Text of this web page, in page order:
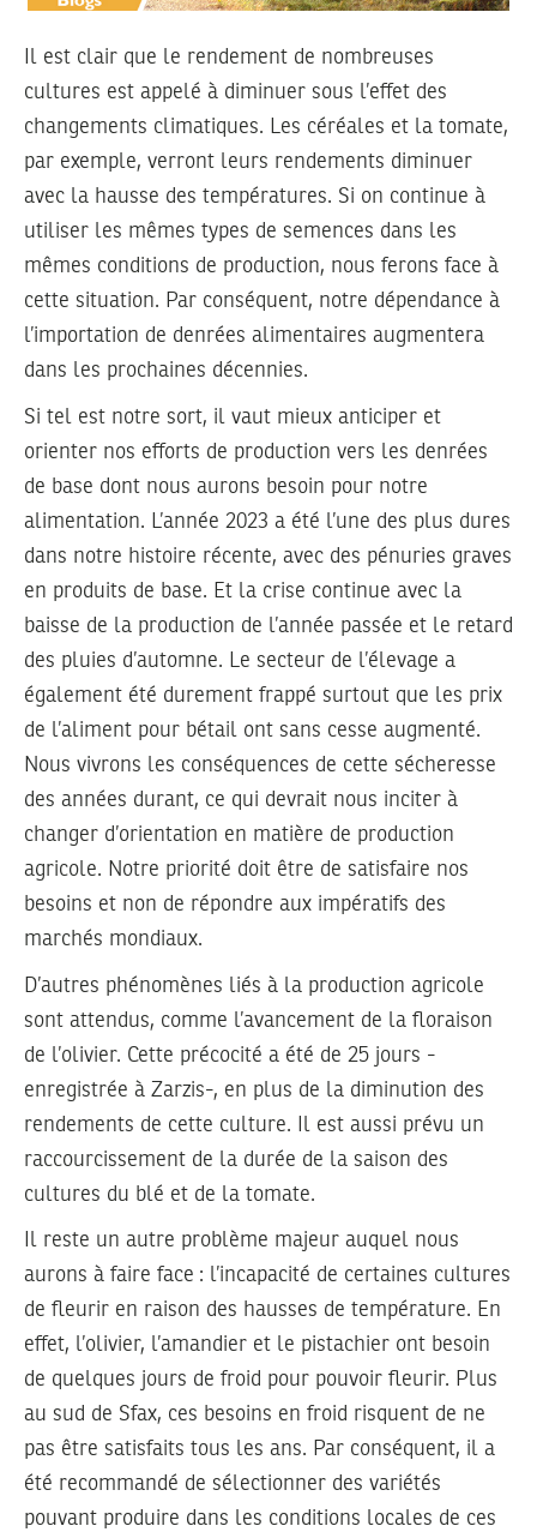
Il est clair que le rendement de nombreuses
cultures est appelé à diminuer sous l’effet des
changements climatiques. Les céréales et la tomate,
par exemple, verront leurs rendements diminuer
avec la hausse des températures. Si on continue à
utiliser les mêmes types de semences dans les
mêmes conditions de production, nous ferons face à
cette situation. Par conséquent, notre dépendance à
l’importation de denrées alimentaires augmentera
dans les prochaines décennies.
Si tel est notre sort, il vaut mieux anticiper et
orienter nos efforts de production vers les denrées
de base dont nous aurons besoin pour notre
alimentation. L’année 2023 a été l’une des plus dures
dans notre histoire récente, avec des pénuries graves
en produits de base. Et la crise continue avec la
baisse de la production de l’année passée et le retard
des pluies d’automne. Le secteur de l’élevage a
également été durement frappé surtout que les prix
de l’aliment pour bétail ont sans cesse augmenté.
Nous vivrons les conséquences de cette sécheresse
des années durant, ce qui devrait nous inciter à
changer d’orientation en matière de production
agricole. Notre priorité doit être de satisfaire nos
besoins et non de répondre aux impératifs des
marchés mondiaux.
D’autres phénomènes liés à la production agricole
sont attendus, comme l’avancement de la floraison
de l’olivier. Cette précocité a été de 25 jours -
enregistrée à Zarzis-, en plus de la diminution des
rendements de cette culture. Il est aussi prévu un
raccourcissement de la durée de la saison des
cultures du blé et de la tomate.
Il reste un autre problème majeur auquel nous
aurons à faire face : l’incapacité de certaines cultures
de fleurir en raison des hausses de température. En
effet, l’olivier, l’amandier et le pistachier ont besoin
de quelques jours de froid pour pouvoir fleurir. Plus
au sud de Sfax, ces besoins en froid risquent de ne
pas être satisfaits tous les ans. Par conséquent, il a
été recommandé de sélectionner des variétés
pouvant produire dans les conditions locales de ces